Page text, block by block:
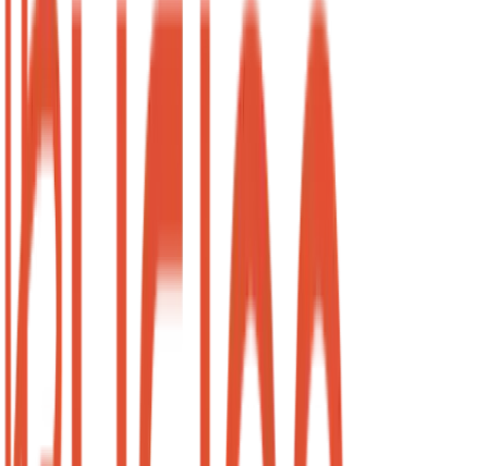
Sai a R$ 32/hora
Pacote de 10 horas mensais
Prioridade na agenda
Créditos válidos por 30 dias
Perfil em destaque no site
Quero Economizar
Melhor Custo
Turno Fixo
4h por semana em dia e horário fixo (ex: Toda Terça à
tarde).
Menor valor por hora
R$ 400